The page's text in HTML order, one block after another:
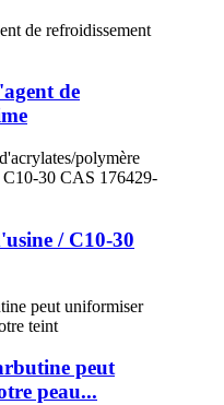
de
/ C10-30
peut
peau...